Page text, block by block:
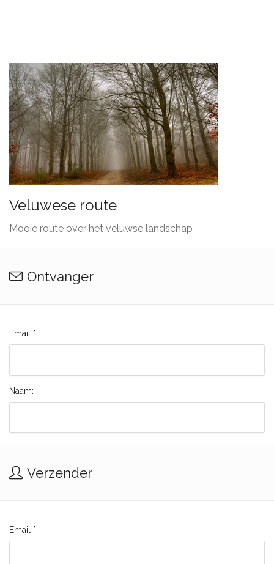
Veluwese route
Mooie route over het veluwse landschap
Ontvanger
Email *:
Naam:
Verzender
Email *: